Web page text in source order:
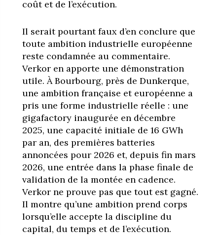
coût et de l’exécution.
Il serait pourtant faux d’en conclure que
toute ambition industrielle européenne
reste condamnée au commentaire.
Verkor en apporte une démonstration
utile. À Bourbourg, près de Dunkerque,
une ambition française et européenne a
pris une forme industrielle réelle : une
gigafactory inaugurée en décembre
2025, une capacité initiale de 16 GWh
par an, des premières batteries
annoncées pour 2026 et, depuis fin mars
2026, une entrée dans la phase finale de
validation de la montée en cadence.
Verkor ne prouve pas que tout est gagné.
Il montre qu’une ambition prend corps
lorsqu’elle accepte la discipline du
capital, du temps et de l’exécution.